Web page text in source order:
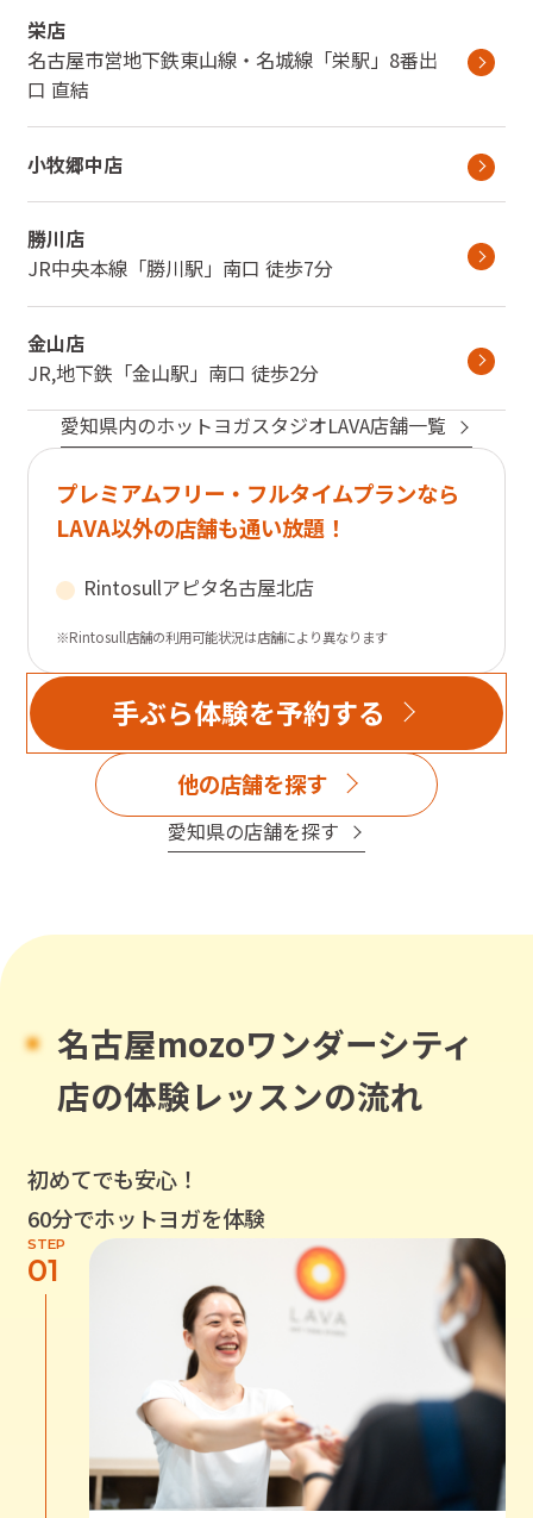
栄店
名古屋市営地下鉄東山線・名城線「栄駅」 8番出
口 直結
小牧郷中店
勝川店
JR中央本線「勝川駅」 南口 徒歩7分
金山店
JR,地下鉄 「金山駅」 南口 徒歩2分
愛知県内のホットヨガスタジオLAVA店舗一覧
プレミアムフリー・フルタイムプランなら
LAVA以外の店舗も通い放題！
Rintosullアピタ名古屋北店
※Rintosull店舗の利用可能状況は店舗により異なります
手ぶら体験を予約する
他の店舗を探す
愛知県の店舗を探す
名古屋mozoワンダーシティ
店の体験レッスンの流れ
初めてでも安心！
60分でホットヨガを体験
STEP
01